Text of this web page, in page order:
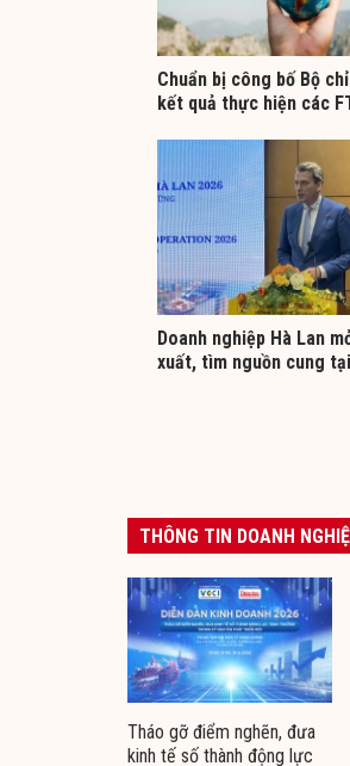
Chuẩn bị công bố Bộ
kết quả thực hiện các
Doanh nghiệp Hà Lan
xuất, tìm nguồn cung
THÔNG TIN DOANH
Tháo gỡ điểm nghẽn, đưa
kinh tế số thành động lực